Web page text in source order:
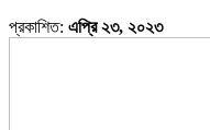
প্রকাশিত: এপ্রি ২৩, ২০২৩